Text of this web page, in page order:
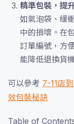
精準包裝，提
如氣泡袋、緩
中的損壞。在
訂單編號，方
能降低退換貨
可以參考 7-11店
效包裝秘訣
Table of